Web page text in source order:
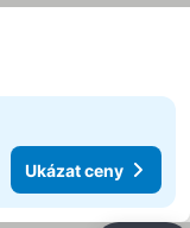
Ukázat ceny